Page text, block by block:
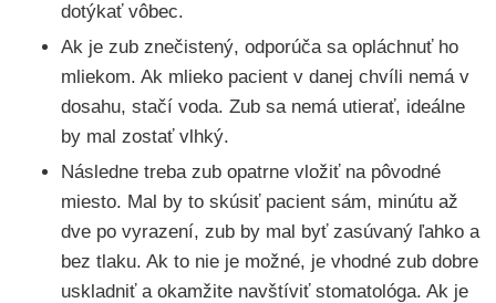
dotýkať vôbec.
Ak je zub znečistený, odporúča sa opláchnuť ho
mliekom. Ak mlieko pacient v danej chvíli nemá v
dosahu, stačí voda. Zub sa nemá utierať, ideálne
by mal zostať vlhký.
Následne treba zub opatrne vložiť na pôvodné
miesto. Mal by to skúsiť pacient sám, minútu až
dve po vyrazení, zub by mal byť zasúvaný ľahko a
bez tlaku. Ak to nie je možné, je vhodné zub dobre
uskladniť a okamžite navštíviť stomatológa. Ak je